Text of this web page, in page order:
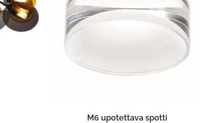
READ MORE
M6 upotettava spotti